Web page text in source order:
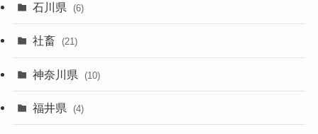
石川県 (6)
社畜 (21)
神奈川県 (10)
福井県 (4)